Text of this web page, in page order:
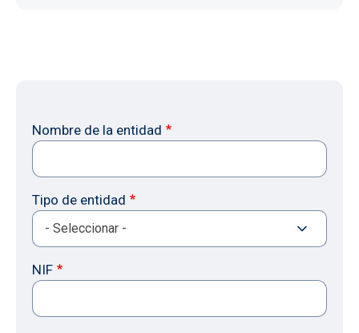
Nombre de la entidad
Tipo de entidad
NIF